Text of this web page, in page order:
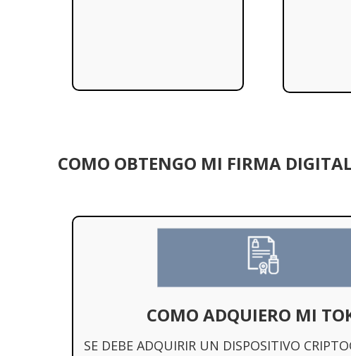
COMO OBTENGO MI FIRMA
COMO ADQUIERO MI
SE DEBE ADQUIRIR UN DISPOSITIVO